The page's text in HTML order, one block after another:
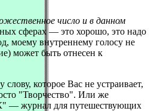
число и в данном
сферах — это хорошо, это надо
моему внутреннему голосу не
может быть отнесен к
которое Вас не устраивает,
"Творчество". Или же
— журнал для путешествующих